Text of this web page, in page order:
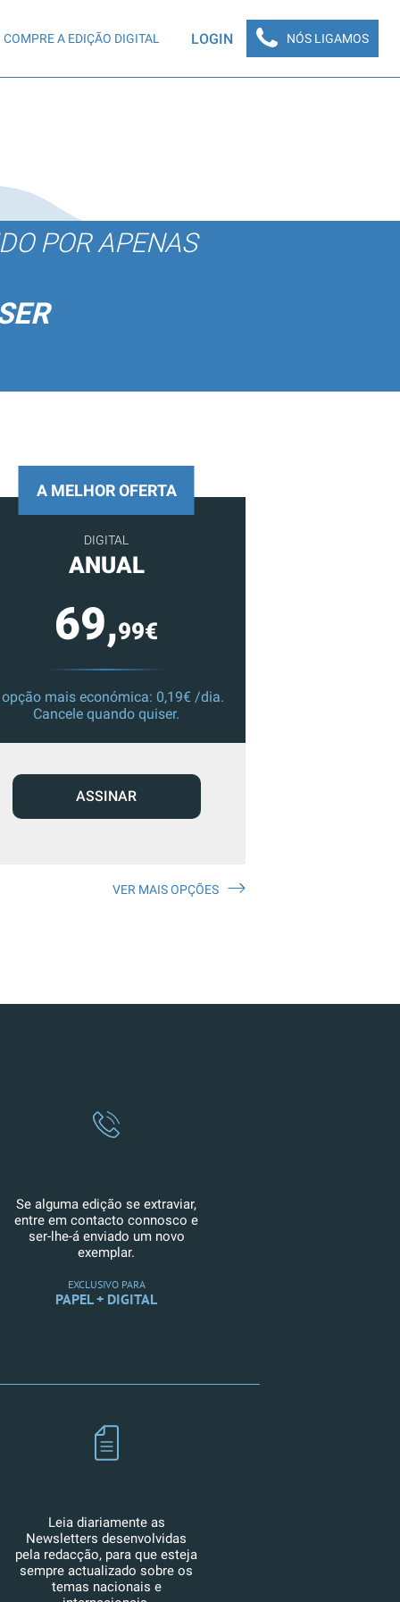
COMPRE A EDIÇÃO DIGITAL LOGIN NÓS LIGAMOS
POR APENAS
A MELHOR OFERTA
DIGITAL
ANUAL
69,99€
mais económica: 0,19€ /dia.
Cancele quando quiser.
ASSINAR
VER MAIS OPÇÕES
Se alguma edição se extraviar,
entre em contacto connosco e
ser-lhe-á enviado um novo
exemplar.
EXCLUSIVO PARA
PAPEL + DIGITAL
Leia diariamente as
Newsletters desenvolvidas
pela redacção, para que esteja
sempre actualizado sobre os
temas nacionais e